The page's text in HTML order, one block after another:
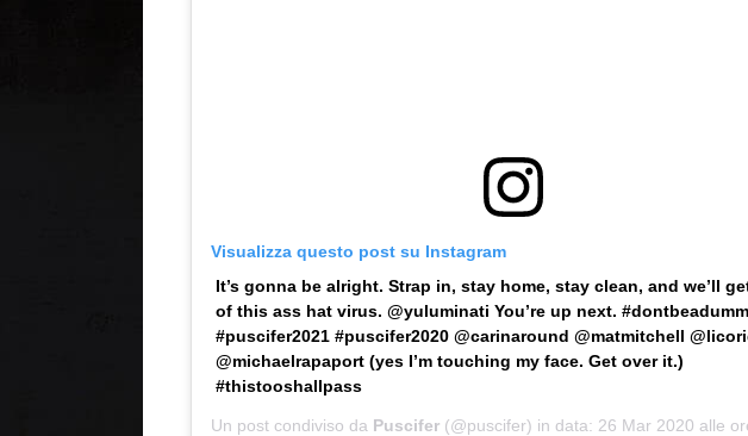
Visualizza questo post su Instagram
It’s gonna be alright. Strap in, stay home, stay clean, and we’ll
of this ass hat virus. @yuluminati You’re up next.
#puscifer2021 #puscifer2020 @carinaround @matmitchell
@michaelrapaport (yes I’m touching my face. Get over it.)
#thistooshallpass
Un post condiviso da Puscifer (@puscifer) in data: 26 Mar 2020 alle ore